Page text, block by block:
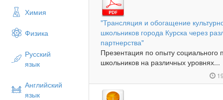
Химия
Физика
Русский
язык
Английский
язык
"Трансляция и обогащение
школьников города Курска через
партнерства"
Презентация по опыту социального
школьников на различных уровнях...